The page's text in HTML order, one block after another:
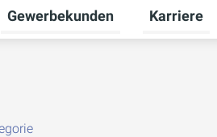
Untermenü für Privatkunden
Gewerbekunden Karriere